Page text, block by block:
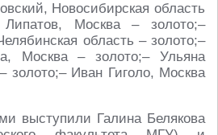
Новосибирская область
Москва – золото;–
область – золото;–
Москва – золото;– Ульяна
золото;– Иван Гиголо, Москва
выступили Галина Белякова